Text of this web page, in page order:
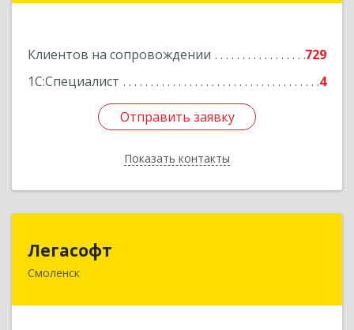
Клиентов на сопровождении
729
1С:Специалист
4
Отправить заявку
Показать контакты
Отправить заявку
Назад
Легасофт
Смоленск214018, Смоленская обл, Смоленск г, Ново-